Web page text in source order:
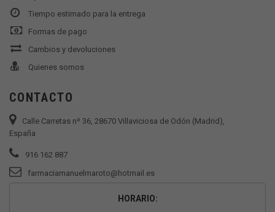
Tiempo estimado para la entrega
Formas de pago
Cambios y devoluciones
Quienes somos
CONTACTO
Calle Carretas nº 36, 28670 Villaviciosa de Odón (Madrid),
España
916 162 887
farmaciamanuelmaroto@hotmail.es
HORARIO: